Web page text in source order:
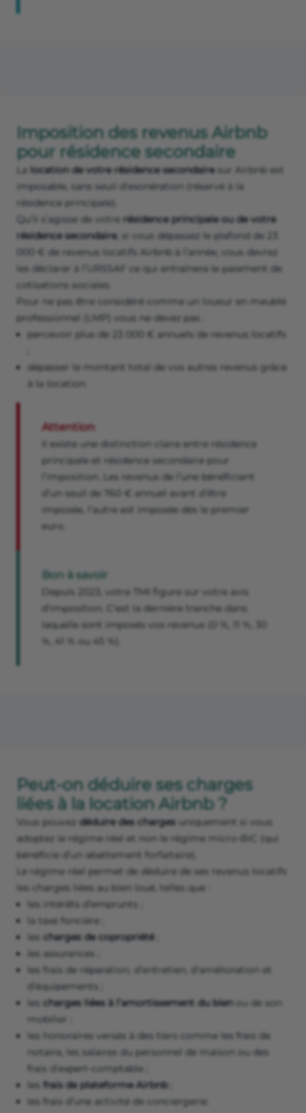
Imposition des revenus Airbnb
pour résidence secondaire
La location de votre résidence secondairesur Airbnb est
imposable, sans seuil d'exonération (réservé à la
résidence principale).
Qu’il s’agisse de votre résidence principale ou de votre
résidence secondaire, si vous dépassez le plafond de 23
000 € de revenus locatifs Airbnb à l’année, vous devrez
les déclarer à l’URSSAF ce qui entraînera le paiement de
cotisations sociales.
Pour ne pas être considéré comme un loueur en meublé
professionnel (LMP) vous ne devez pas :
percevoir plus de 23 000 € annuels de revenus locatifs
dépasser le montant total de vos autres revenus grâce
à la location.
Attention
Il existe une distinction claire entre résidence
principale et résidence secondaire pour
l’imposition. Les revenus de l’une bénéficient
d’un seuil de 760 € annuel avant d’être
imposée, l’autre est imposée dès le premier
euro.
Bon à savoir
Depuis 2023, votre TMI figure sur votre avis
d'imposition. C'est la dernière tranche dans
laquelle sont imposés vos revenus (0 %, 11 %, 30
%, 41 % ou 45 %).
Peut-on déduire ses charges
liées à la location Airbnb ?
Vous pouvez déduire des charges uniquement si vous
adoptez le régime réel et non le régime micro-BIC (qui
bénéficie d’un abattement forfaitaire).
Le régime réel permet de déduire de ses revenus locatifs
les charges liées au bien loué, telles que :
les intérêts d’emprunts ;
la taxe foncière ;
les charges de copropriété
les assurances ;
les frais de réparation, d’entretien, d’amélioration et
d’équipements ;
les charges liées à l’amortissement du bienou de son
mobilier ;
les honoraires versés à des tiers comme les frais de
notaire, les salaires du personnel de maison ou des
frais d’expert-comptable ;
les frais de plateforme Airbnb
les frais d’une activité de conciergerie.